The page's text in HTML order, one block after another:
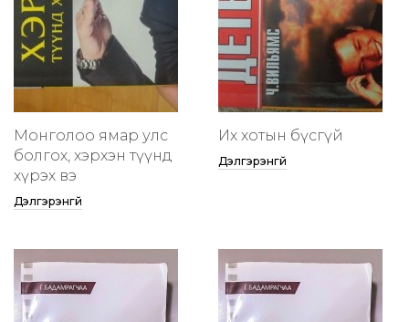
Монголоо ямар улс
болгох, хэрхэн түүнд
хүрэх вэ
Дэлгэрэнгүй
Их хотын бүсгүй
Дэлгэрэнгүй